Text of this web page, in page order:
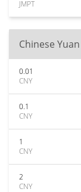
JMPT
Chinese Yuan
0.01
CNY
0.1
CNY
1
CNY
2
CNY